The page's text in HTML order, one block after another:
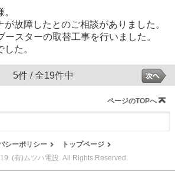
故障したとのご相談がありました。
ースターの取替工事を行いました。
た。
5件 / 全19件中
ページのTOPへ
シーポリシー
トップページ
(有)ムツハ電設. All Rights Reserved.